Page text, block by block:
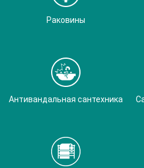
Раковины
Антивандальная сантехника